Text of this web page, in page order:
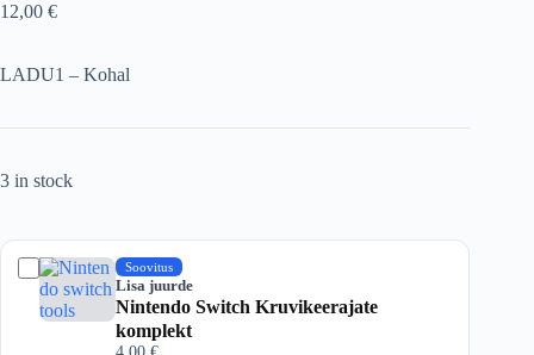
12,00 €
LADU1 – Kohal
3 in stock
Soovitus
Lisa juurde
Nintendo Switch Kruvikeerajate
komplekt